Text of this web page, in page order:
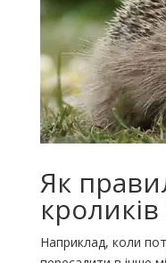
Як
Наприклад, коли